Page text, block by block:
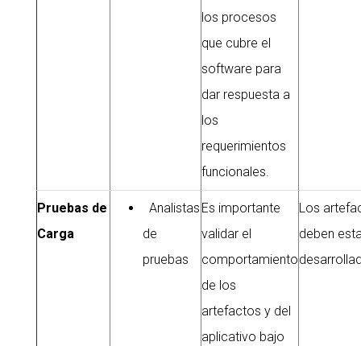
los procesos
que cubre el
software para
dar respuesta a
los
requerimientos
funcionales.
Pruebas de
Carga
Analistas
de
pruebas
Es importante
validar el
comportamiento
de los
artefactos y del
aplicativo bajo
Los
deben